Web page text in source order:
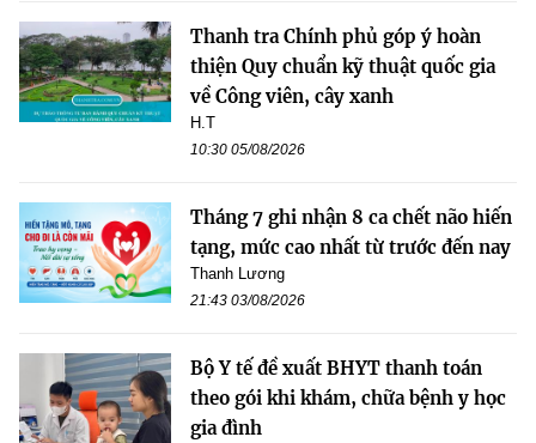
Thanh tra Chính phủ góp ý hoàn
thiện Quy chuẩn kỹ thuật quốc gia
về Công viên, cây xanh
H.T
10:30 05/08/2026
Tháng 7 ghi nhận 8 ca chết não hiến
tạng, mức cao nhất từ trước đến nay
Thanh Lương
21:43 03/08/2026
Bộ Y tế đề xuất BHYT thanh toán
theo gói khi khám, chữa bệnh y học
gia đình